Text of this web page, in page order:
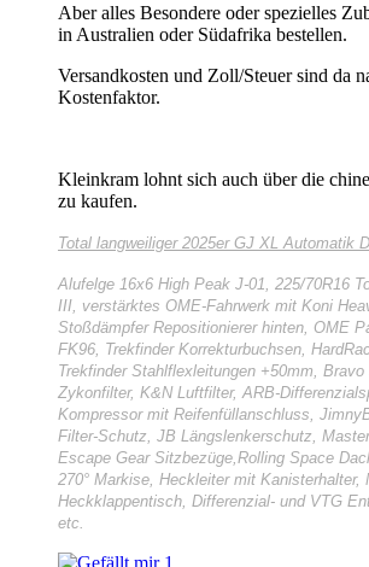
Aber alles Besondere oder spezielles
in Australien oder Südafrika bestellen.
Versandkosten und Zoll/Steuer sind da
Kostenfaktor.
Kleinkram lohnt sich auch über die
zu kaufen.
Total langweiliger 2025er GJ XL Automatik
Alufelge 16x6 High Peak J-01, 225/70R16
III, verstärktes OME-Fahrwerk mit Koni
Stoßdämpfer Repositionierer hinten, OME
FK96, Trekfinder Korrekturbuchsen,
Trekfinder Stahlflexleitungen +50mm,
Zykonfilter, K&N Luftfilter, ARB-
Kompressor mit Reifenfüllanschluss,
Filter-Schutz, JB Längslenkerschutz,
Escape Gear Sitzbezüge,Rolling Space
270° Markise, Heckleiter mit Kanisterhalter,
Heckklappentisch, Differenzial- und VTG
etc.
1